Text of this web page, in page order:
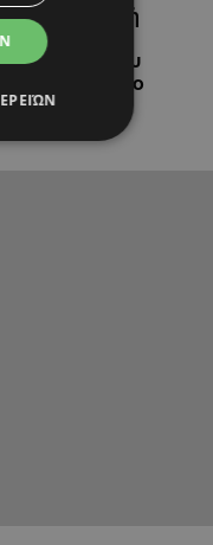
νομική
γονείς του
βρέφους που
στο Μακάριο